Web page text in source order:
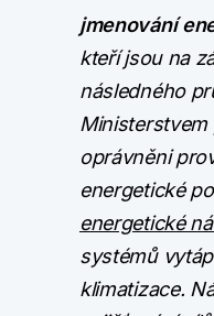
jmenování
kteří jsou na
následného
oprávněni
energetické
energetické
systémů
klimatizace.